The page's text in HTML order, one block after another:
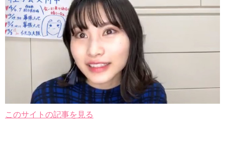
このサイトの記事を見る